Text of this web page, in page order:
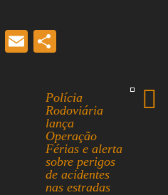
Li
E
ail re
Polícia
Rodoviária
lança
Operação
Férias e alerta
sobre perigos
de acidentes
nas estradas